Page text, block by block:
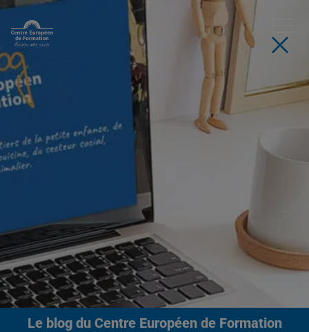
Le blogdu Centre Européen de Formation